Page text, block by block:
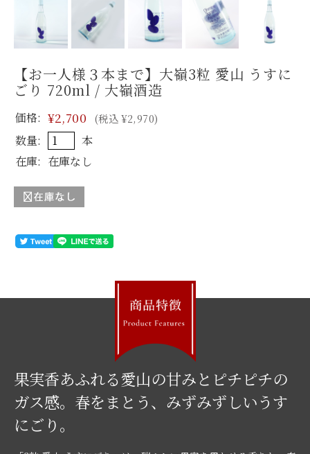
【お一人様３本まで】大嶺3粒 愛山 うすに
ごり 720ml / 大嶺酒造
価格: ¥2,700 (税込 ¥2,970)
数量:
本
在庫: 在庫なし
果実香あふれる愛山の甘みとピチピチの
ガス感。春をまとう、みずみずしいうす
にごり。